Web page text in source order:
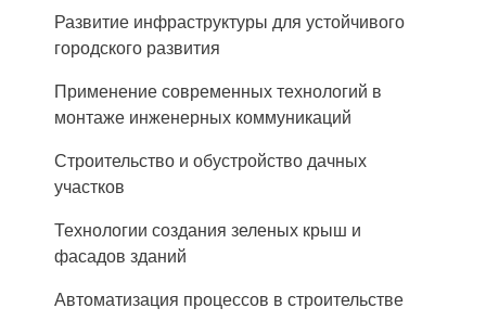
Развитие инфраструктуры для устойчивого
городского развития
Применение современных технологий в
монтаже инженерных коммуникаций
Строительство и обустройство дачных
участков
Технологии создания зеленых крыш и
фасадов зданий
Автоматизация процессов в строительстве